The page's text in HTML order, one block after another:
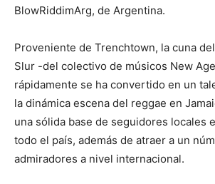
BlowRiddimArg, de Argentina.
Proveniente de Trenchtown, la cuna
Slur -del colectivo de músicos New
rápidamente se ha convertido en un
la dinámica escena del reggae en
una sólida base de seguidores locales
todo el país, además de atraer a un
admiradores a nivel internacional.